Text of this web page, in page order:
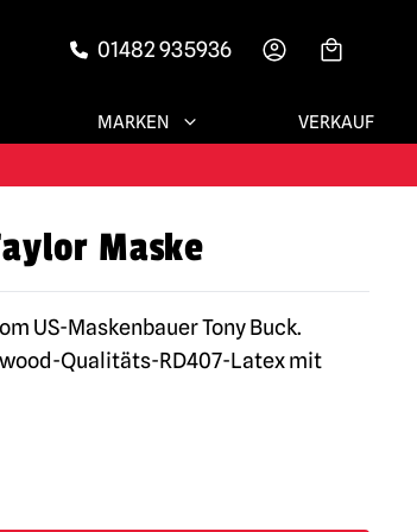
01482 935936
MARKEN VERKAUF
Maske
US-Maskenbauer Tony Buck.
Qualitäts-RD407-Latex mit